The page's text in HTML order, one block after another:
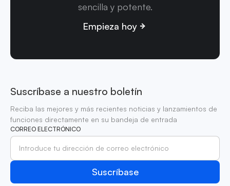
sencilla y potente.
Empieza hoy
Suscríbase a nuestro boletín
Reciba las mejores y más recientes noticias y lanzamientos de
funciones directamente en su bandeja de entrada
CORREO ELECTRÓNICO